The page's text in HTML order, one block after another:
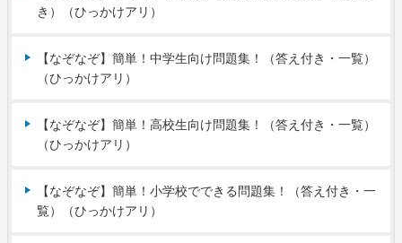
き）（ひっかけアリ）
【なぞなぞ】簡単！中学生向け問題集！（答え付き・一覧）
（ひっかけアリ）
【なぞなぞ】簡単！高校生向け問題集！（答え付き・一覧）
（ひっかけアリ）
【なぞなぞ】簡単！小学校でできる問題集！（答え付き・一
覧）（ひっかけアリ）